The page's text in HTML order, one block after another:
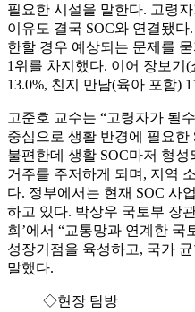
필요한 시설을 말한다. 고령
이유도 결국 SOC와 연결됐
한할 경우 예상되는 문제를
1위를 차지했다. 이어 장보기
13.0%, 친지 만남(육아 포함)
고준호 교수는 “고령자가 될
중심으로 생활 반경에 필요한
불편한데 생활 SOC마저 형
거주를 주저하게 되며, 지역
다. 정부에서는 현재 SOC 사
하고 있다. 박상우 국토부 장
회’에서 “교통망과 연계한 국
성장거점을 육성하고, 국가
말했다.
◇현장 탐방